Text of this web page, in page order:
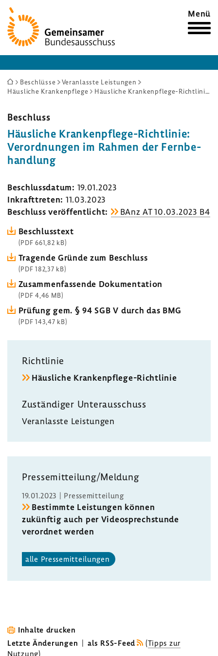
Zur
Startseite
Menü
Sie
sind
Beschlüsse
Veranlasste Leistungen
Häusliche Krankenpflege
Häusliche Krankenpflege-Richtlinie: Verordnungen im Rahmen der Fernbehandlung
Beschluss
Häus­liche Krankenpflege-​Richtlinie:
Verord­nungen im Rahmen der Fern­be­
hand­lung
Beschluss­datum: 19.01.2023
Inkraft­treten: 11.03.2023
Beschluss veröf­fent­licht:
BAnz AT 10.03.2023 B4
Beschluss­text
(PDF 661,82 kB)
Tragende Gründe zum Beschluss
(PDF 182,37 kB)
Zusam­men­fas­sende Doku­men­ta­tion
(PDF 4,46 MB)
Prüfung gem. § 94 SGB V durch das BMG
(PDF 143,47 kB)
Richt­linie
Häus­liche Krankenpflege-​Richtlinie
Zustän­diger Unter­aus­schuss
Veran­lasste Leis­tungen
Pres­se­mit­tei­lung/Meldung
19.01.2023 | Pres­se­mit­tei­lung
Bestimmte Leis­tungen können
zukünftig auch per Video­sprech­stunde
verordnet werden
alle Pres­se­mit­tei­lungen
Inhalte drucken
Letzte Änderungen | als RSS-Feed (Tipps zur
Nutzung)